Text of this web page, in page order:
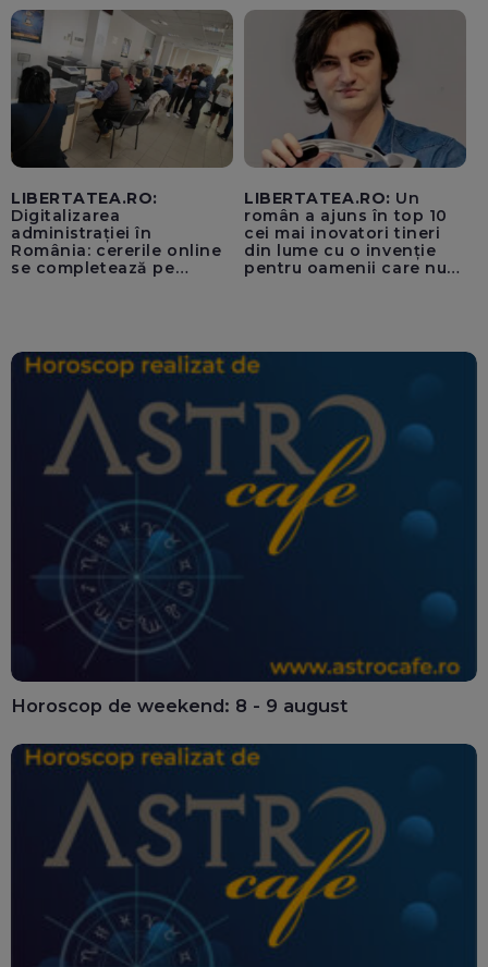
pentru instaurarea
„cenzurii” pe platforma X
LIBERTATEA.RO:
Digitalizarea
administrației în
România: cererile online
se completează pe
LIBERTATEA.RO: Un
român a ajuns în top 10
cei mai inovatori tineri
din lume cu o invenție
pentru oamenii care nu
Horoscop de weekend: 8 - 9 august